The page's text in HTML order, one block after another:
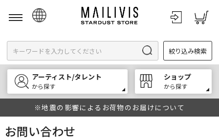
English
한국어
中文
絞り込み検索
アーティスト/タレント
から探す
ショップ
から探す
※地震の影響によるお荷物のお届けについて
お問い合わせ